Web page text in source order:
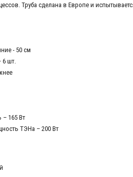
Труба сделана в Европе и
- 50 см
6 шт.
165 Вт
ТЭНа – 200 Вт